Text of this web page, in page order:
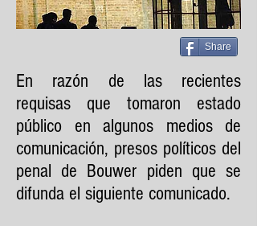
Share
En razón de las recientes
requisas que tomaron estado
público en algunos medios de
comunicación, presos políticos del
penal de Bouwer piden que se
difunda el siguiente comunicado.